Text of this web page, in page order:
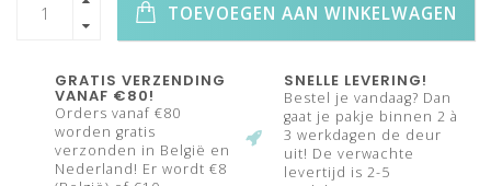
TOEVOEGEN AAN WINKELWAGEN
GRATIS VERZENDING
VANAF €80!
Orders vanaf €80
worden gratis
verzonden in België en
Nederland! Er wordt €8
SNELLE LEVERING!
Bestel je vandaag? Dan
gaat je pakje binnen 2 à
3 werkdagen de deur
uit! De verwachte
levertijd is 2-5